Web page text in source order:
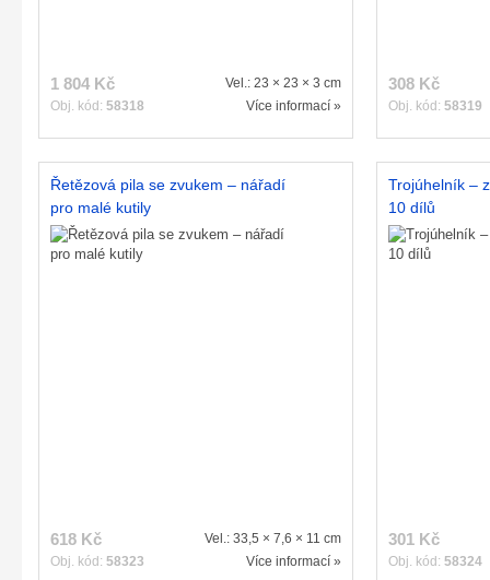
1 804 Kč
Obj. kód: 58318
Vel.: 23 × 23 × 3 cm
Více informací »
308 Kč
Obj. kód: 58319
Řetězová pila se zvukem – nářadí
pro malé kutily
618 Kč
Obj. kód: 58323
Vel.: 33,5 × 7,6 × 11 cm
Více informací »
Trojúhelník –
10 dílů
301 Kč
Obj. kód: 58324